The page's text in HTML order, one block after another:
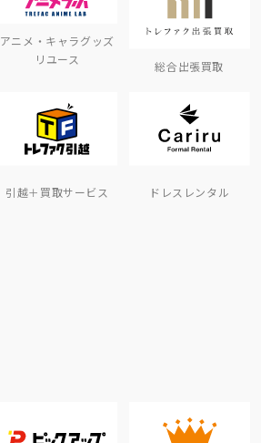
アニメ・キャラグッズ
リユース
総合出張買取
引越＋買取サービス ドレスレンタル